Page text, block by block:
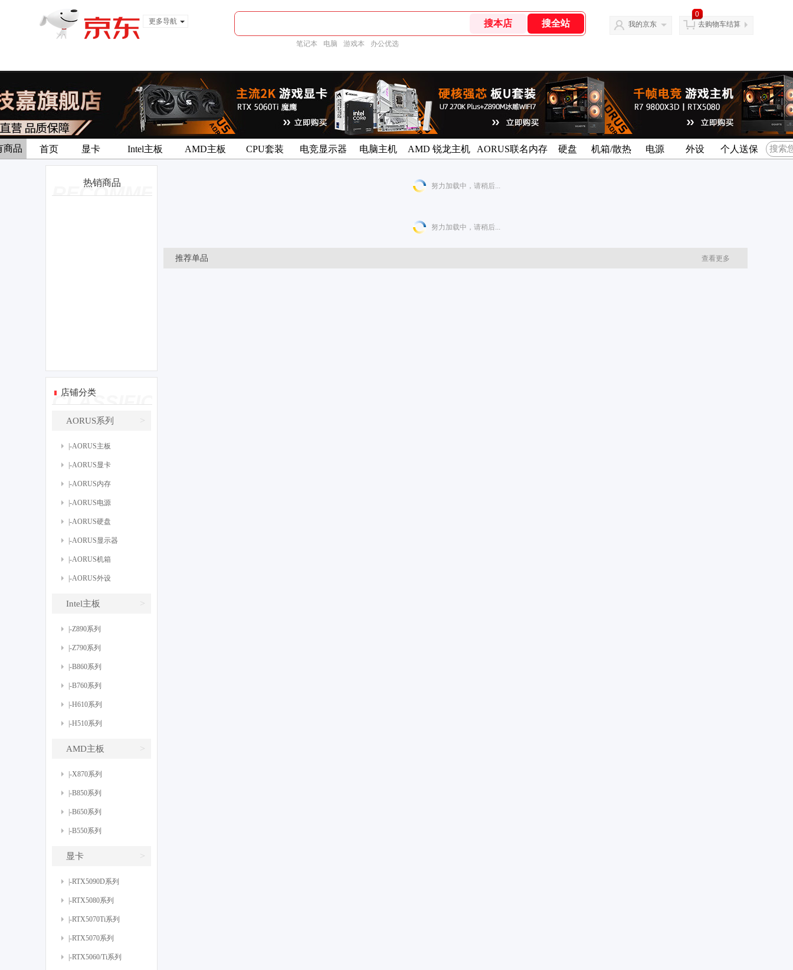
更多导航
笔记本 电脑 游戏本 办公优选
我的京东
0
去购物车结算
首页
商品 显卡 Intel主板 AMD主板 电竞显示器
CPU套装 电脑主机 硬盘 机箱/散热 电源 外设
AMD 锐龙主机 AORUS联名内存 个人送保
RECOMMEND
热销商品
CLASSIFICATE
店铺分类
AORUS系列 >
|-AORUS主板
|-AORUS显卡
|-AORUS内存
|-AORUS电源
|-AORUS硬盘
|-AORUS显示器
|-AORUS机箱
|-AORUS外设
Intel主板 >
|-Z890系列
|-Z790系列
|-B860系列
|-B760系列
|-H610系列
|-H510系列
AMD主板 >
|-X870系列
|-B850系列
|-B650系列
|-B550系列
显卡 >
|-RTX5090D系列
|-RTX5080系列
|-RTX5070Ti系列
|-RTX5070系列
|-RTX5060/Ti系列
努力加载中，请稍后...
努力加载中，请稍后...
查看更多
推荐单品